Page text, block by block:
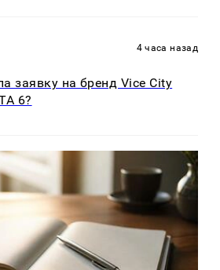
4 часа назад
заявку на бренд Vice City
6?